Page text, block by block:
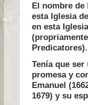
El nombre de
esta Iglesia
en esta
Predicatores).
Tenía que
promesa y
Emanuel
1679) y su